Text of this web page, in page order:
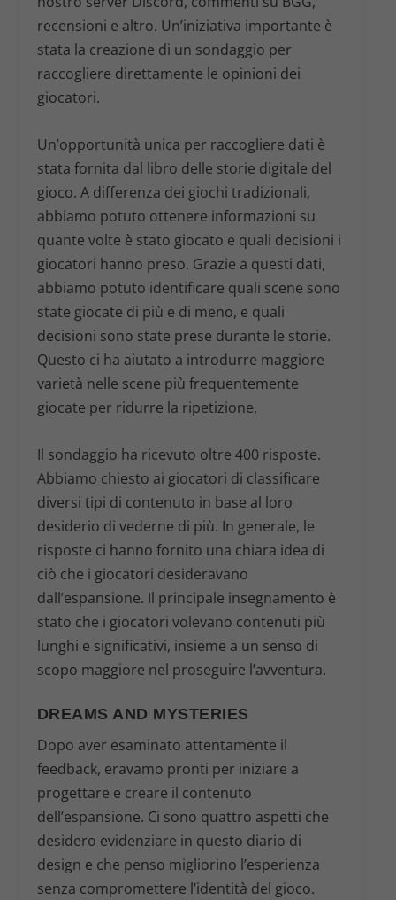
recensioni e altro. Un’iniziativa importante è
stata la creazione di un sondaggio per
raccogliere direttamente le opinioni dei
giocatori.
Un’opportunità unica per raccogliere dati è
stata fornita dal libro delle storie digitale del
gioco. A differenza dei giochi tradizionali,
abbiamo potuto ottenere informazioni su
quante volte è stato giocato e quali decisioni i
giocatori hanno preso. Grazie a questi dati,
abbiamo potuto identificare quali scene sono
state giocate di più e di meno, e quali
decisioni sono state prese durante le storie.
Questo ci ha aiutato a introdurre maggiore
varietà nelle scene più frequentemente
giocate per ridurre la ripetizione.
Il sondaggio ha ricevuto oltre 400 risposte.
Abbiamo chiesto ai giocatori di classificare
diversi tipi di contenuto in base al loro
desiderio di vederne di più. In generale, le
risposte ci hanno fornito una chiara idea di
ciò che i giocatori desideravano
dall’espansione. Il principale insegnamento è
stato che i giocatori volevano contenuti più
lunghi e significativi, insieme a un senso di
scopo maggiore nel proseguire l’avventura.
DREAMS AND MYSTERIES
Dopo aver esaminato attentamente il
feedback, eravamo pronti per iniziare a
progettare e creare il contenuto
dell’espansione. Ci sono quattro aspetti che
desidero evidenziare in questo diario di
design e che penso migliorino l’esperienza
senza compromettere l’identità del gioco.